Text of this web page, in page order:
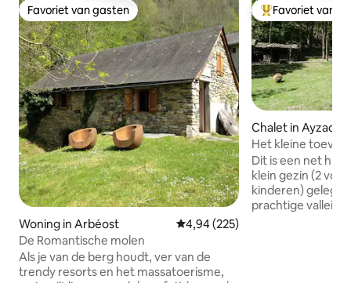
Favoriet van gasten
Favoriet van gasten
Woning in Arbéost Gemiddelde beoordeling van
4,94 (225)
De Romantische molen
Als je van de berg houdt, ver van de
trendy resorts en het massatoerisme,
Topfavoriet van
Favoriet van
Chalet in Ayzac-
Het kleine
Dit is een net
klein gezin (2
kinderen)
prachtige vallei